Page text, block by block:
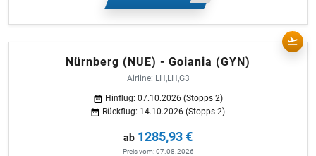
Nürnberg (NUE) - Goiania (GYN)
Airline: LH,LH,G3
Hinflug: 07.10.2026 (Stopps 2)
Rückflug: 14.10.2026 (Stopps 2)
ab 1285,93 €
Preis vom: 07.08.2026